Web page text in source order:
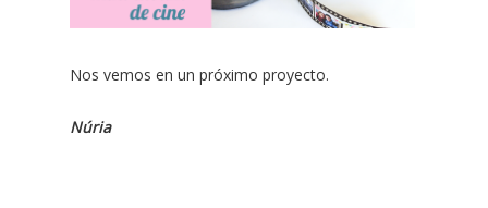
Nos vemos en un próximo proyecto.
Núria